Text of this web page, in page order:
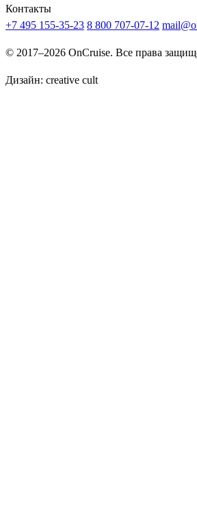
Контакты
+7 495 155-35-23 8 800 707-07-12
© 2017–2026 OnCruise. Все права
Дизайн: creative cult